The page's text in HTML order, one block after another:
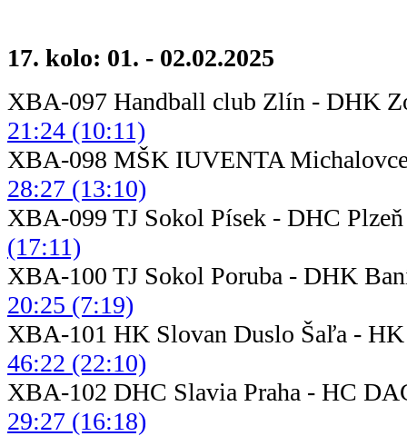
17. kolo: 01. - 02.02.2025
XBA-097 Handball club Zlín -
21:24 (10:11)
XBA-098 MŠK IUVENTA
28:27 (13:10)
XBA-099 TJ Sokol Písek
(17:11)
XBA-100 TJ Sokol Poruba -
20:25 (7:19)
XBA-101 HK Slovan Duslo
46:22 (22:10)
XBA-102 DHC Slavia Praha - HC
29:27 (16:18)